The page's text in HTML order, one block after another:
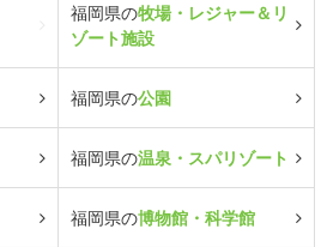
福岡県の牧場・レジャー＆リ
ゾート施設
福岡県の公園
福岡県の温泉・スパリゾート
福岡県の博物館・科学館